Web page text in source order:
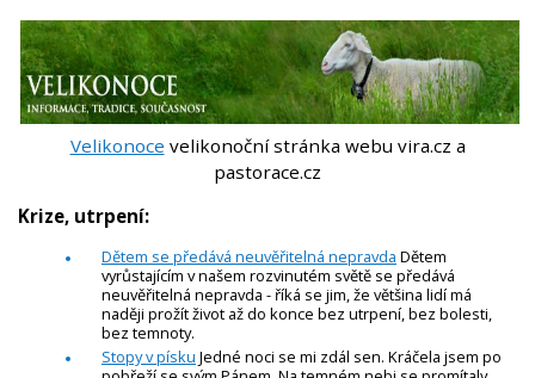
Velikonoce velikonoční stránka webu vira.cz a
pastorace.cz
Krize, utrpení:
Dětem se předává neuvěřitelná nepravda Dětem
vyrůstajícím v našem rozvinutém světě se předává
neuvěřitelná nepravda - říká se jim, že většina lidí má
naději prožít život až do konce bez utrpení, bez bolesti,
bez temnoty.
Stopy v písku Jedné noci se mi zdál sen. Kráčela jsem po